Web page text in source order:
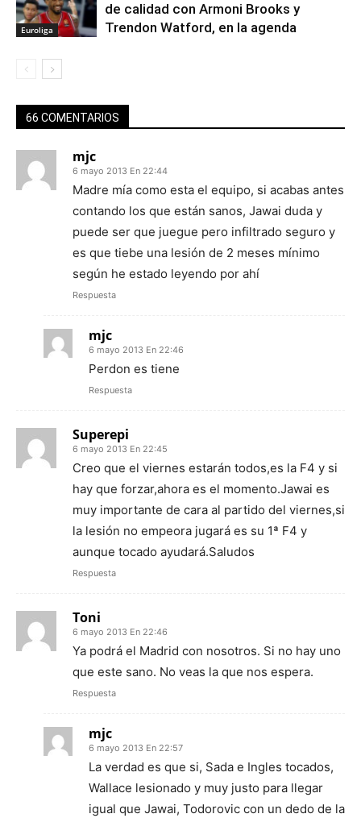
Euroliga
de calidad con Armoni Brooks y
Trendon Watford, en la agenda
66 COMENTARIOS
mjc
6 mayo 2013 En 22:44
Madre mía como esta el equipo, si acabas antes
contando los que están sanos, Jawai duda y
puede ser que juegue pero infiltrado seguro y
es que tiebe una lesión de 2 meses mínimo
según he estado leyendo por ahí
Respuesta
mjc
6 mayo 2013 En 22:46
Perdon es tiene
Respuesta
Superepi
6 mayo 2013 En 22:45
Creo que el viernes estarán todos,es la F4 y si
hay que forzar,ahora es el momento.Jawai es
muy importante de cara al partido del viernes,si
la lesión no empeora jugará es su 1ª F4 y
aunque tocado ayudará.Saludos
Respuesta
Toni
6 mayo 2013 En 22:46
Ya podrá el Madrid con nosotros. Si no hay uno
que este sano. No veas la que nos espera.
Respuesta
mjc
6 mayo 2013 En 22:57
La verdad es que si, Sada e Ingles tocados,
Wallace lesionado y muy justo para llegar
igual que Jawai, Todorovic con un dedo de la